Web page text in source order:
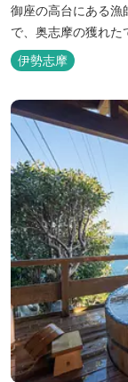
御座の高台にある漁
で、奥志摩の獲れた
伊勢志摩